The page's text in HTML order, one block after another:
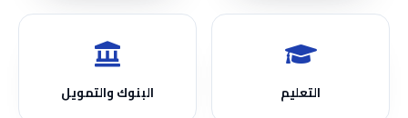
التعليم البنوك والتمويل